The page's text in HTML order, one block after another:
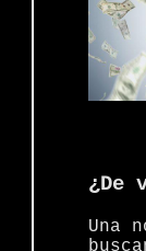
¿De
Una